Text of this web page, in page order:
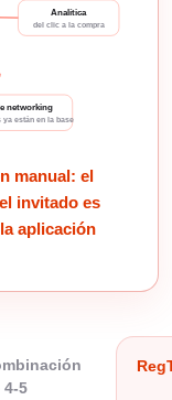
Analítica
del clic a la compra
networking
ya están en la base
manual: el
invitado es
aplicación
4-5